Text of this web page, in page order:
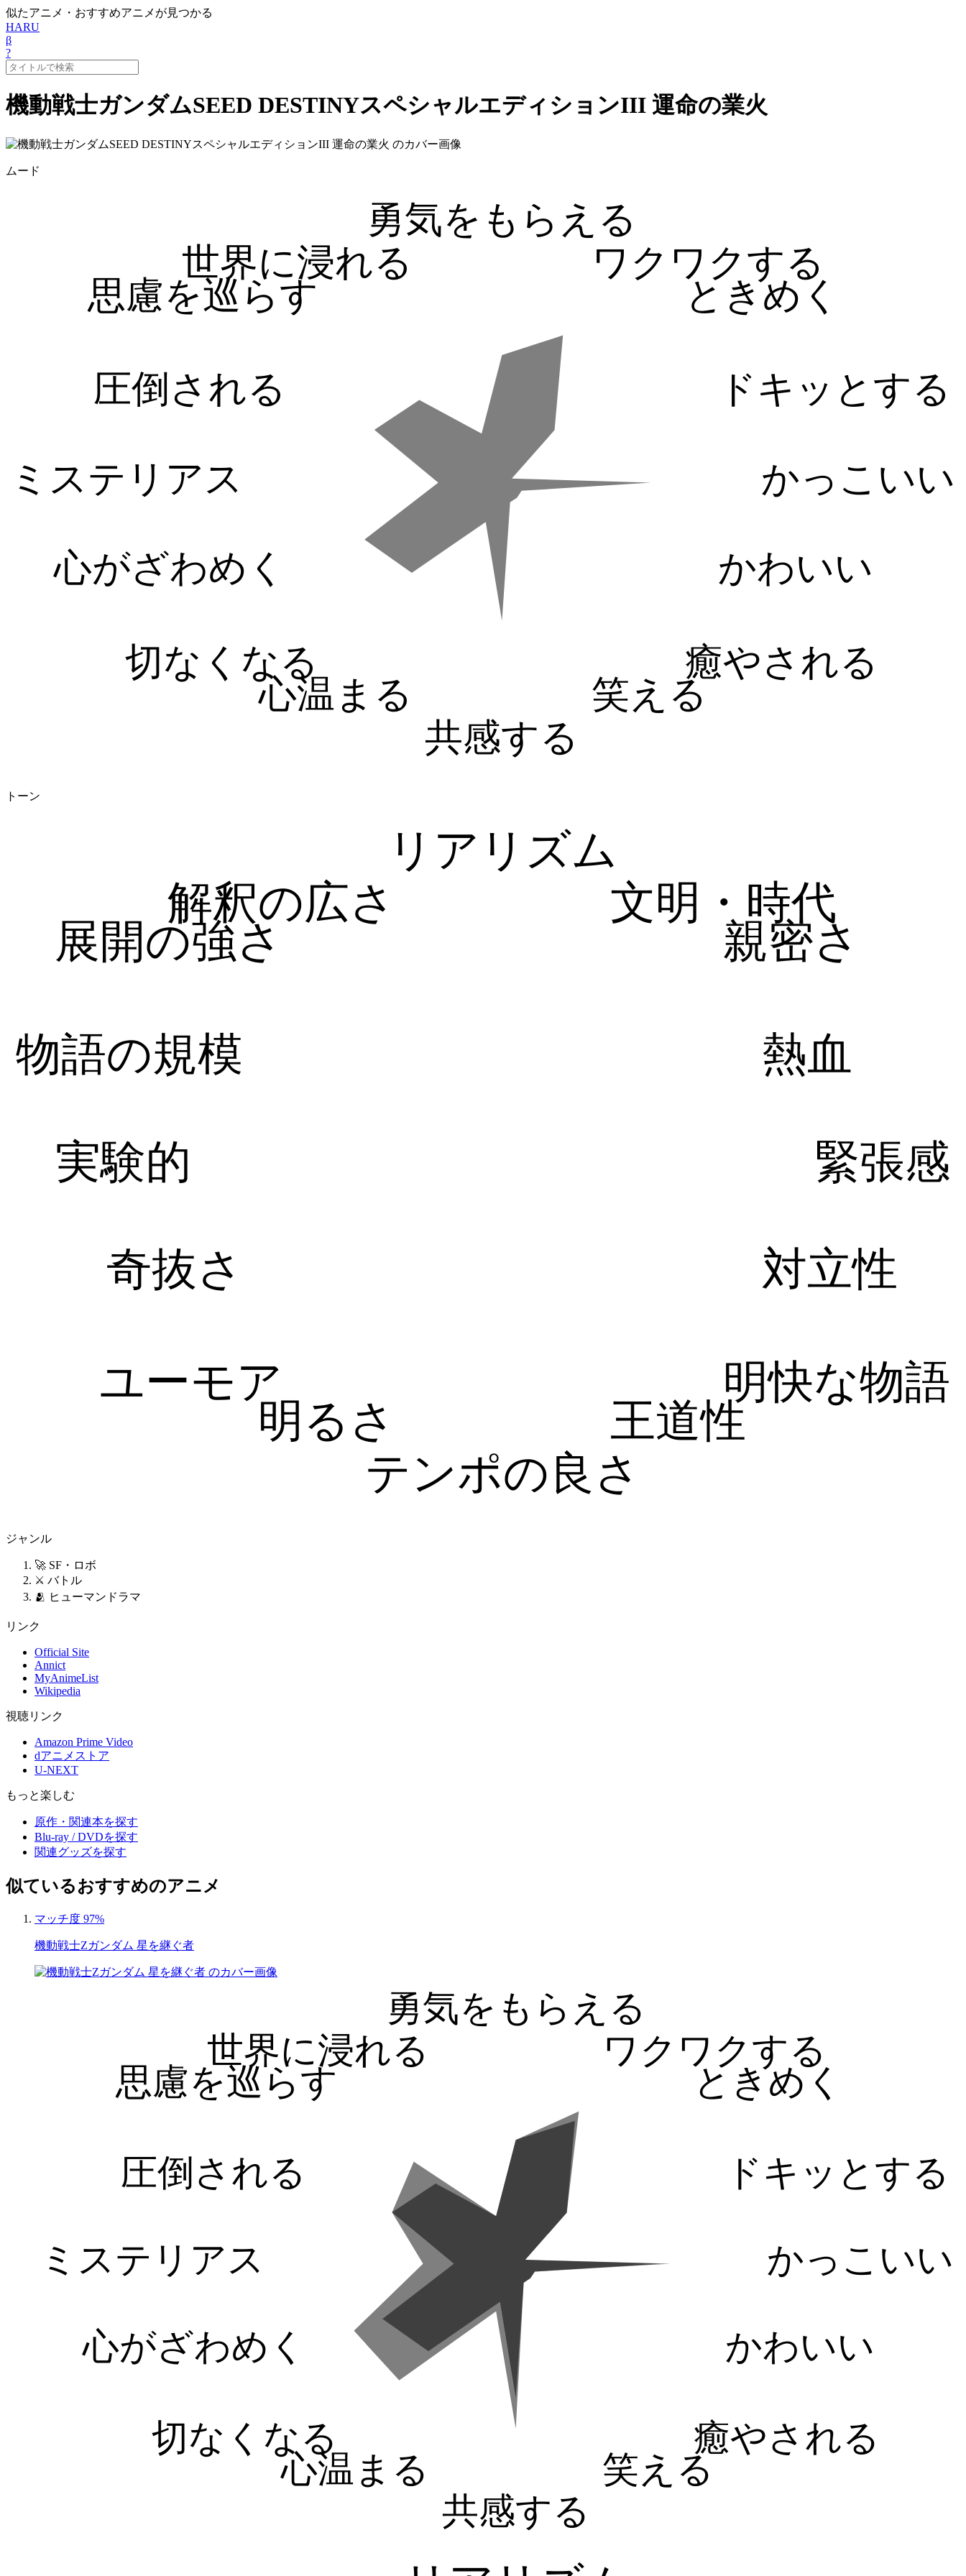
似たアニメ・おすすめアニメが見つかる
HARU
β
?
機動戦士ガンダムSEED DESTINYスペシャルエディションIII 運命の業火
ムード
勇気をもらえる
ワクワクする
ときめく
ドキッとする
かっこいい
かわいい
癒やされる
笑える
共感する
心温まる
切なくなる
心がざわめく
ミステリアス
圧倒される
思慮を巡らす
世界に浸れる
トーン
リアリズム
文明・時代
親密さ
熱血
緊張感
対立性
明快な物語
王道性
テンポの良さ
明るさ
ユーモア
奇抜さ
実験的
物語の規模
展開の強さ
解釈の広さ
ジャンル
🚀 SF・ロボ
⚔️ バトル
🫂 ヒューマンドラマ
リンク
Official Site
Annict
MyAnimeList
Wikipedia
視聴リンク
Amazon Prime Video
dアニメストア
U-NEXT
もっと楽しむ
原作・関連本を探す
Blu-ray / DVDを探す
関連グッズを探す
似ているおすすめのアニメ
マッチ度 97%
機動戦士Zガンダム 星を継ぐ者
勇気をもらえる
ワクワクする
ときめく
ドキッとする
かっこいい
かわいい
癒やされる
笑える
共感する
心温まる
切なくなる
心がざわめく
ミステリアス
圧倒される
思慮を巡らす
世界に浸れる